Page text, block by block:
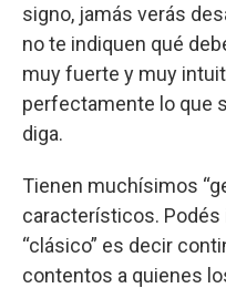
signo, jamás verás
no te indiquen qué
muy fuerte y muy
perfectamente lo que
diga.
Tienen muchísimos
característicos. Podés
“clásico” es decir
contentos a quienes